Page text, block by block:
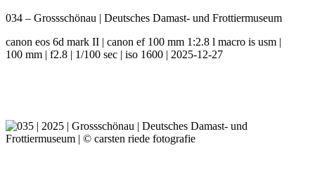
034 – Grossschönau | Deutsches Damast- und Frottiermuseum
canon eos 6d mark II | canon ef 100 mm 1:2.8 l macro is usm |
100 mm | f2.8 | 1/100 sec | iso 1600 | 2025-12-27